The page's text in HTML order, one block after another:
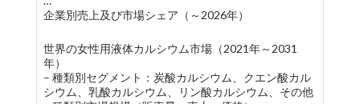
企業別売上及び市場シェア（～2026年）
世界の女性用液体カルシウム市場（2021年～2031
年）
– 種類別セグメント：炭酸カルシウム、クエン酸カル
シウム、乳酸カルシウム、リン酸カルシウム、その他